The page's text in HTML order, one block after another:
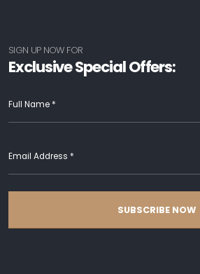
SIGN UP NOW FOR
Exclusive Special Offers:
SUBSCRIBE NOW